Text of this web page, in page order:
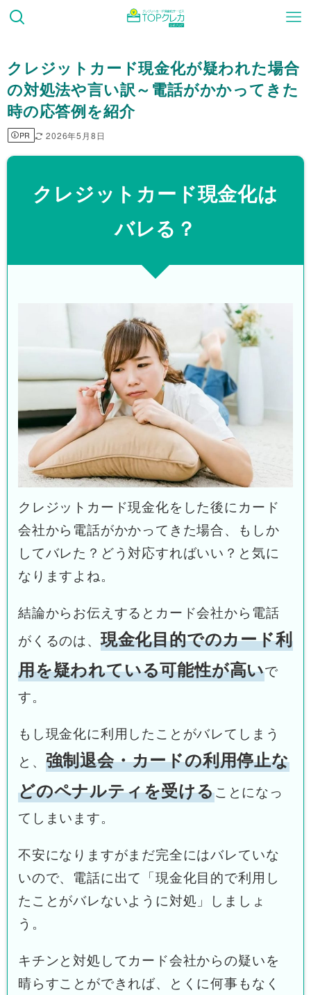
クレジットカード現金化が疑われた場合
の対処法や言い訳～電話がかかってきた
時の応答例を紹介
PR 2026年5月8日
クレジットカード現金化は
バレる？
クレジットカード現金化をした後にカード
会社から電話がかかってきた場合、もしか
してバレた？どう対応すればいい？と気に
なりますよね。
結論からお伝えするとカード会社から電話
がくるのは、 現金化目的でのカード利
用を疑われている可能性が高いで
す。
もし現金化に利用したことがバレてしまう
と、 強制退会・カードの利用停止な
どのペナルティを受けることになっ
てしまいます。
不安になりますがまだ完全にはバレていな
いので、電話に出て「現金化目的で利用し
たことがバレないように対処」しましょ
う。
キチンと対処してカード会社からの疑いを
晴らすことができれば、とくに何事もなく